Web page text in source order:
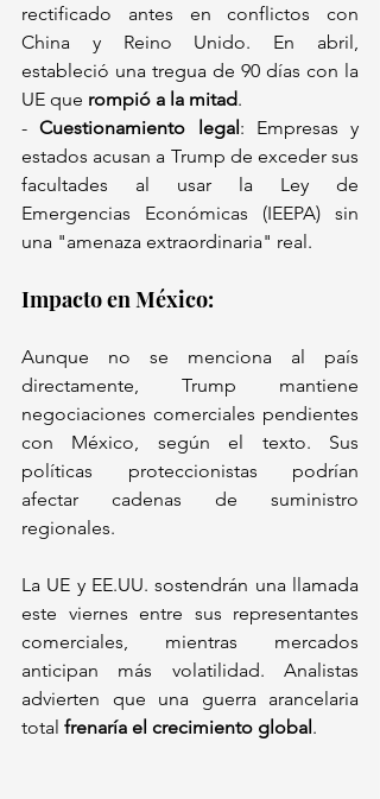
rectificado antes en conflictos con
China y Reino Unido. En abril,
estableció una tregua de 90 días con la
UE que rompió a la mitad.
- Cuestionamiento legal: Empresas y
estados acusan a Trump de exceder sus
facultades al usar la Ley de
Emergencias Económicas (IEEPA) sin
una "amenaza extraordinaria" real.
Impacto en México:
Aunque no se menciona al país
directamente, Trump mantiene
negociaciones comerciales pendientes
con México, según el texto. Sus
políticas proteccionistas podrían
afectar cadenas de suministro
regionales.
La UE y EE.UU. sostendrán una llamada
este viernes entre sus representantes
comerciales, mientras mercados
anticipan más volatilidad. Analistas
advierten que una guerra arancelaria
total frenaría el crecimiento global.